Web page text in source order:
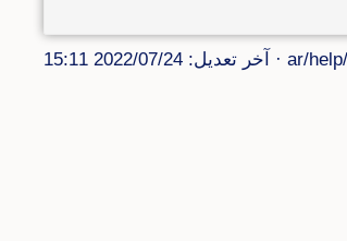
ar/ · آخر تعديل: 2022/07/24 15:11